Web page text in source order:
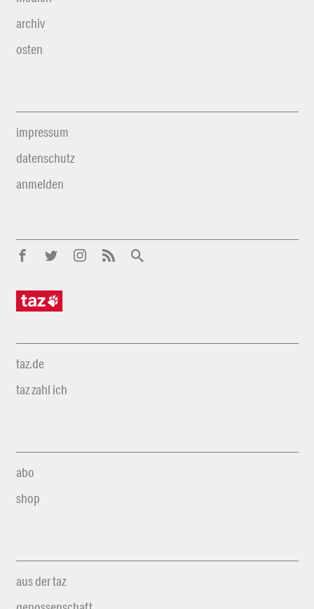
archiv
osten
impressum
datenschutz
anmelden
taz.de
taz zahl ich
abo
shop
aus der taz